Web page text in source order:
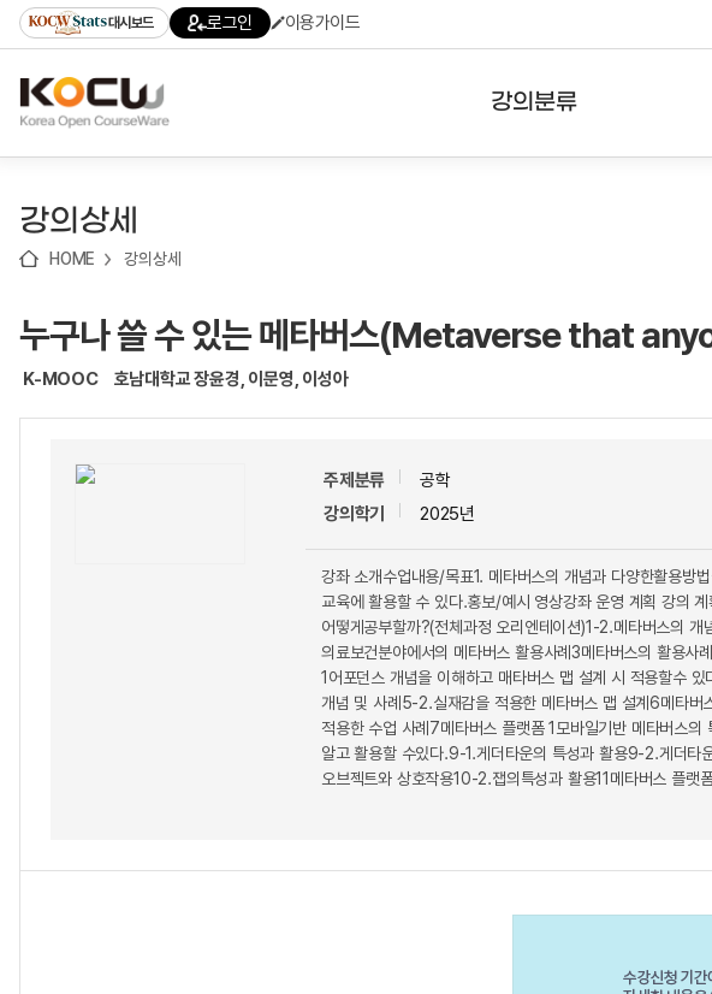
기
기
기
content)
가
대시보드 로그인 이용가이드
강의분류
테마강의
강의상세
HOME 강의상세
누구나 쓸 수 있는 메타버스(Metaverse that
K-MOOC 호남대학교 장윤경, 이문영, 이성아
주제분류
공학
강의학기
2025년
강좌 소개수업내용/목표1. 메타버스의 개념과 다양한활용방
교육에 활용할 수 있다.홍보/예시 영상강좌 운영 계획 강의
어떻게공부할까?(전체과정 오리엔테이션)1-2.메타버스의
의료보건분야에서의 메타버스 활용사례3메타버스의 활용
1어포던스 개념을 이해하고 매타버스 맵 설계 시 적용할수
개념 및 사례5-2.실재감을 적용한 메타버스 맵 설계6메타
적용한 수업 사례7메타버스 플랫폼 1모바일기반 메타버스
알고 활용할 수있다.9-1.게더타운의 특성과 활용9-2.게더
오브젝트와 상호작용10-2.잽의특성과 활용11메타버스 플